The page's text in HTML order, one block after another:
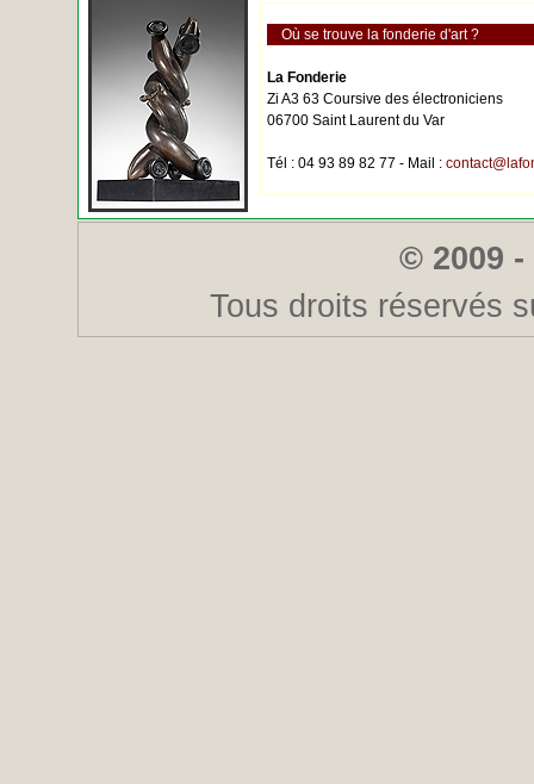
Où se trouve la fonderie d'art ?
La Fonderie
Zi A3 63 Coursive des électroniciens
06700 Saint Laurent du Var
Tél : 04 93 89 82 77 - Mail :
© 2009
Tous droits réservés